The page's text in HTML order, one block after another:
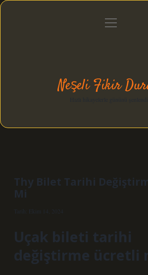
Gizlilik Politikası
menüyü
Neşeli Fikir
Thy Bilet Tarihi
Mi
Tarih: Ekim 14, 2024
Uçak bileti tarihi
değiştirme ücretli